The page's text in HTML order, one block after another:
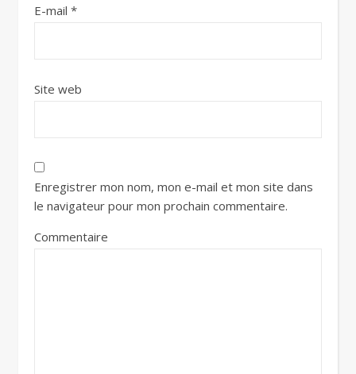
E-mail *
Site web
Enregistrer mon nom, mon e-mail et mon site dans
le navigateur pour mon prochain commentaire.
Commentaire